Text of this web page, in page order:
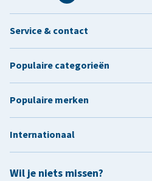
Wil je niets missen?
Service & contact
Populaire categorieën
Populaire merken
Internationaal